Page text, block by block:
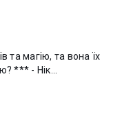
та магію, та вона їх
*** - Нік...